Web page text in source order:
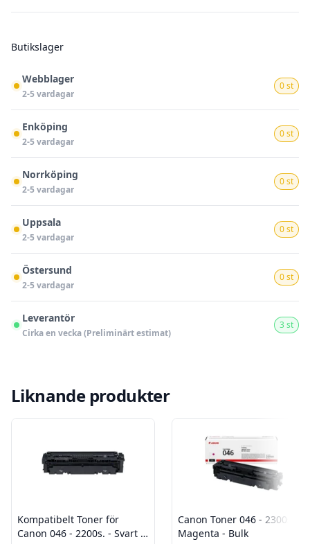
Butikslager
Webblager
2-5 vardagar
0 st
Enköping
2-5 vardagar
0 st
Norrköping
2-5 vardagar
0 st
Uppsala
2-5 vardagar
0 st
Östersund
2-5 vardagar
0 st
Leverantör
Cirka en vecka (Preliminärt estimat)
3 st
Liknande produkter
Kompatibelt Toner för
Canon 046 - 2200s. - Svart -
Canon Toner 046 - 2300s. -
Magenta - Bulk